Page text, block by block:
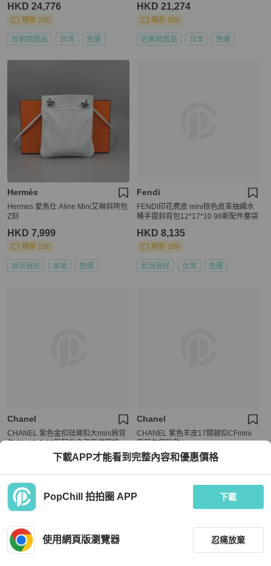
HKD 24,776
現折 200
近新閒置品 台灣 免運
HKD 21,274
現折 200
近新閒置品 日本 免運
Hermès
Hermes 愛馬仕 Aline Mini艾琳斜挎包
Z刻
HKD 7,999
現折 200
狀況良好 本地 免運
Fendi
FENDI印花麂皮 mini棕色皮革抽繩水
桶手提斜背包12*17*10 98新配件塵袋
HKD 8,135
現折 200
狀況良好 台灣 免運
Chanel
CHANEL 紫色金扣琺瑯扣大mini肩背
包 28*13*5 98新配件盒子塵袋購證
HKD 31,447
現折 2,000
狀況良好 台灣 免運
Chanel
CHANEL 紫色羊皮17開銀扣CFmini
口蓋包釘珠款
HKD 22,999
現折 200
免運
下載APP才能看到完整內容和優惠價格
PopChill 拍拍圈 APP 下載
使用網頁版瀏覽器 忍痛放棄